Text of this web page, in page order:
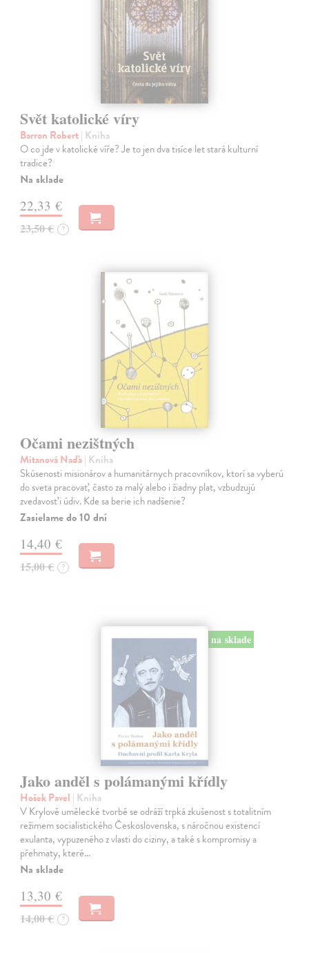
Svět katolické víry
Barron Robert| Kniha
O co jde v katolické víře? Je to jen dva tisíce let stará kulturní
tradice?
Na sklade
22,33 €
23,50 € ?
Očami nezištných
Mitanová Naďa| Kniha
Skúsenosti misionárov a humanitárnych pracovníkov, ktorí sa vyberú
do sveta pracovať, často za malý alebo i žiadny plat, vzbudzujú
zvedavosť i údiv. Kde sa berie ich nadšenie?
Zasielame do 10 dní
14,40 €
15,00 € ?
na sklade
Jako anděl s polámanými křídly
Hošek Pavel | Kniha
V Krylově umělecké tvorbě se odráží trpká zkušenost s totalitním
režimem socialistického Československa, s náročnou existencí
exulanta, vypuzeného z vlasti do ciziny, a také s kompromisy a
přehmaty, které…
Na sklade
13,30 €
14,00 € ?